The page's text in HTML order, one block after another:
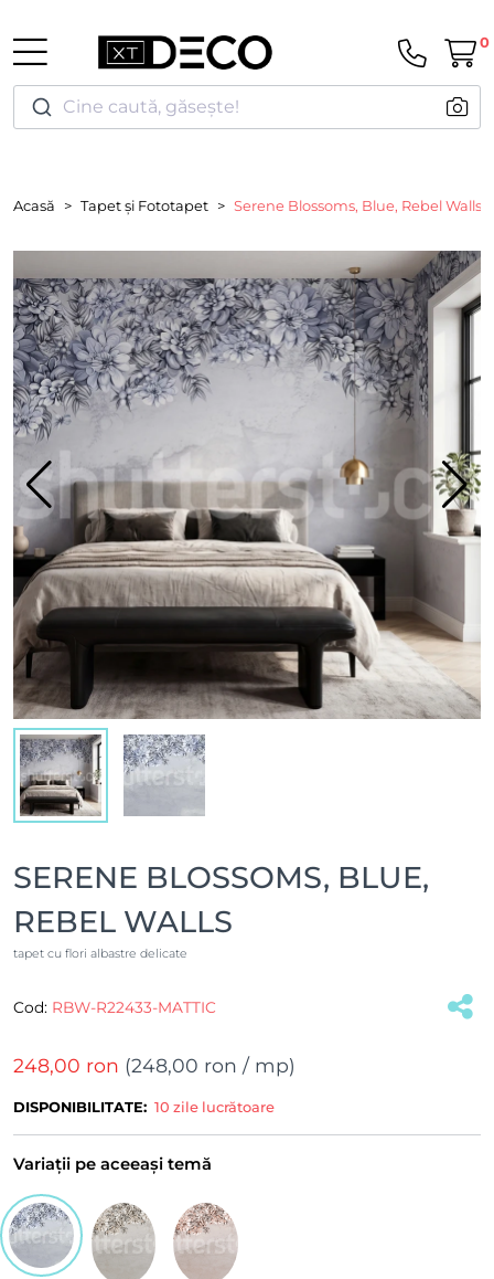
Cine caută, găsește!
0
Acasă Tapet și Fototapet Serene Blossoms, Blue, Rebel Walls
SERENE BLOSSOMS, BLUE,
REBEL WALLS
tapet cu flori albastre delicate
Cod: RBW-R22433-MATTIC
248,00 ron (248,00 ron / mp)
DISPONIBILITATE: 10 zile lucrătoare
Variații pe aceeași temă